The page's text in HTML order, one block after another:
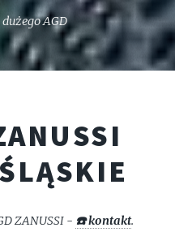
AGD
ZANUSSI - ☎️ kontakt.